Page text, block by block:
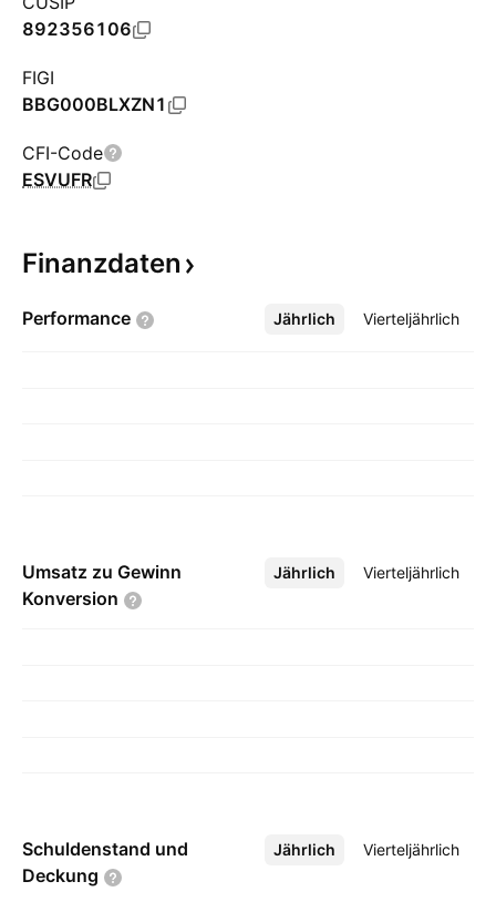
892356106
FIGI
BBG000BLXZN1
CFI-Code
ESVUFR
Finanzdaten
Performance Jährlich Vierteljährlich
Mehr
Umsatz zu Gewinn
Konversion
Jährlich Vierteljährlich
Mehr
Schuldenstand und
Deckung
Jährlich Vierteljährlich
Mehr